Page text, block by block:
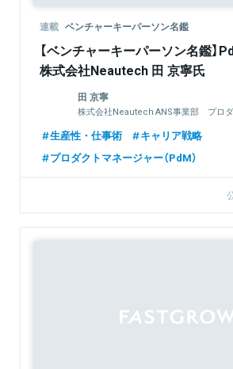
連載 ベンチャーキーパーソン名鑑
【ベンチャーキーパーソン名鑑】
株式会社Neautech 田 京寧氏
田 京寧
株式会社Neautech ANS事業部 プロ
生産性・仕事術
キャリア戦略
プロダクトマネージャー（PdM）